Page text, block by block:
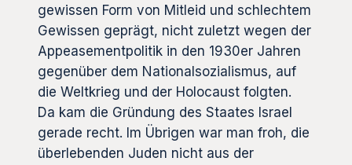
gewissen Form von Mitleid und schlechtem
Gewissen geprägt, nicht zuletzt wegen der
Appeasementpolitik in den 1930er Jahren
gegenüber dem Nationalsozialismus, auf
die Weltkrieg und der Holocaust folgten.
Da kam die Gründung des Staates Israel
gerade recht. Im Übrigen war man froh, die
überlebenden Juden nicht aus der